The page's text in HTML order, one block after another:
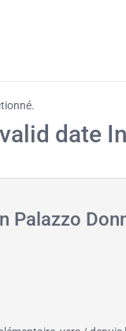
date
Palazzo